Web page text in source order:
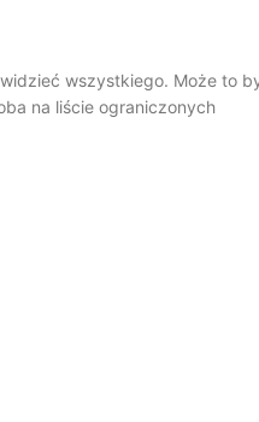
wszystkiego. Może to
na liście ograniczonych